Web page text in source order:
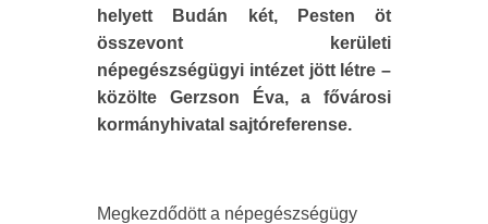
helyett Budán két, Pesten öt
összevont kerületi
népegészségügyi intézet jött létre –
közölte Gerzson Éva, a fővárosi
kormányhivatal sajtóreferense.
Megkezdődött a népegészségügy